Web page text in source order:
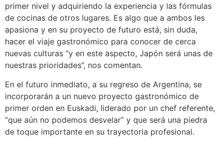
primer nivel y adquiriendo la experiencia y las fórmulas
de cocinas de otros lugares. Es algo que a ambos les
apasiona y en su proyecto de futuro está, sin duda,
hacer el viaje gastronómico para conocer de cerca
nuevas culturas “y en este aspecto, Japón será unas de
nuestras prioridades”, nos comentan.
En el futuro inmediato, a su regreso de Argentina, se
incorporarán a un nuevo proyecto gastronómico de
primer orden en Euskadi, liderado por un chef referente,
“que aún no podemos desvelar” y que será una piedra
de toque importante en su trayectoria profesional.